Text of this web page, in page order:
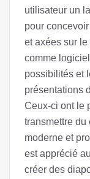
utilisateur un
pour
et axées sur
comme
possibilités et
présentations
Ceux-ci ont le
transmettre du
moderne et
est apprécié
créer des